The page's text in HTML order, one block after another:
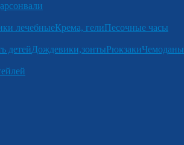
лечебныеКрема, гелиПесочные часы
детейДождевики,зонтыРюкзакиЧемоданы